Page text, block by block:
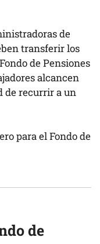
de
transferir los
de Pensiones
alcancen
de recurrir a un
para el Fondo de
de